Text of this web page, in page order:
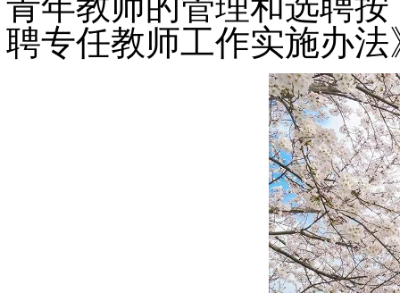
聘专任教师工作实施办